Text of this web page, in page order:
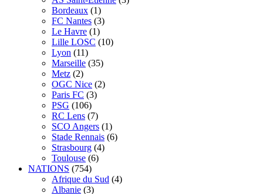
Bordeaux (1)
FC Nantes (3)
Le Havre (1)
Lille LOSC (10)
Lyon (11)
Marseille (35)
Metz (2)
OGC Nice (2)
Paris FC (3)
PSG (106)
RC Lens (7)
SCO Angers (1)
Stade Rennais (6)
Strasbourg (4)
Toulouse (6)
NATIONS (754)
Afrique du Sud (4)
Albanie (3)